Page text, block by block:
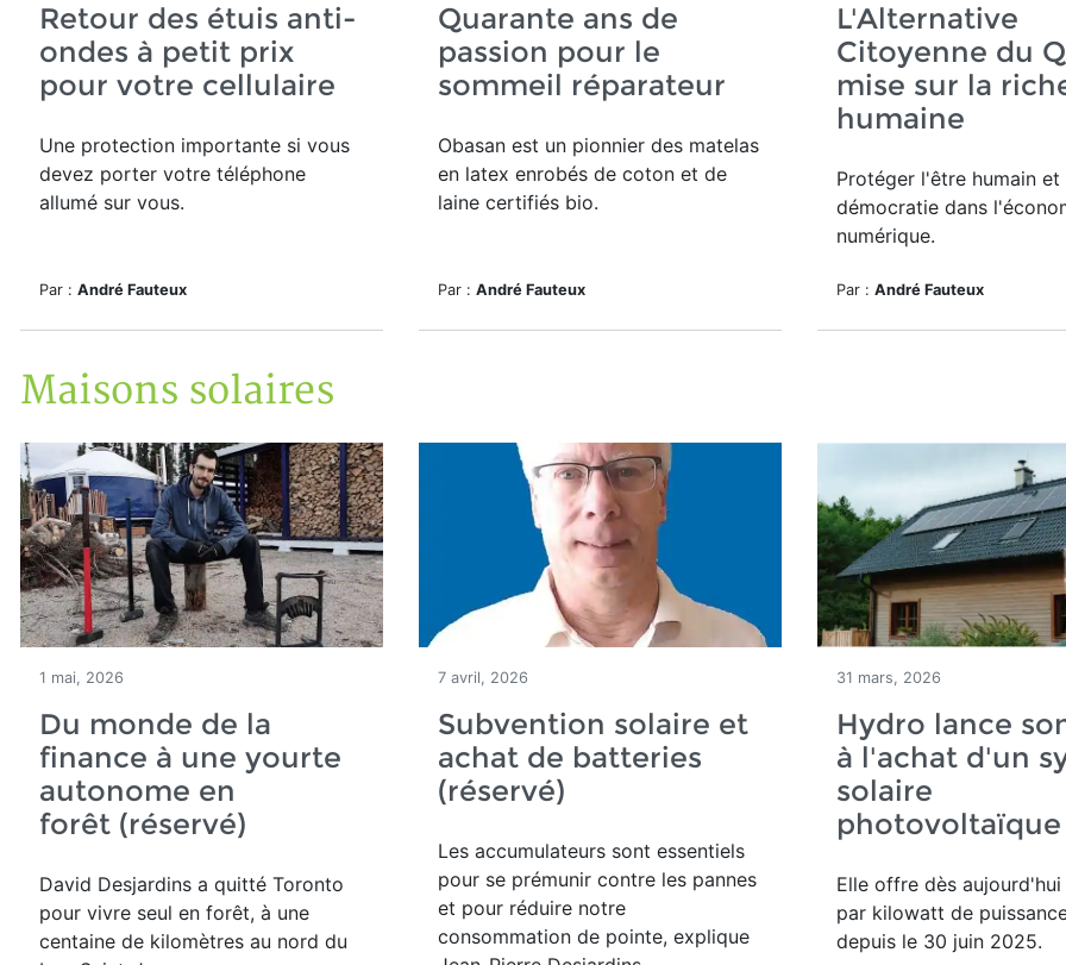
Retour des étuis anti-
ondes à petit prix
pour votre cellulaire
Une protection importante si vous
devez porter votre téléphone
allumé sur vous.
Par : André Fauteux
Quarante ans de
passion pour le
sommeil réparateur
Obasan est un pionnier des matelas
en latex enrobés de coton et de
laine certifiés bio.
Par : André Fauteux
L'Alternative
Citoyenne du
mise sur la
humaine
Protéger l'être humain et
démocratie dans
numérique.
Par : André Fauteux
Maisons solaires
1 mai, 2026
Du monde de la
finance à une yourte
autonome en
forêt (réservé)
David Desjardins a quitté Toronto
pour vivre seul en forêt, à une
centaine de kilomètres au nord du
7 avril, 2026
Subvention solaire et
achat de batteries
(réservé)
Les accumulateurs sont essentiels
pour se prémunir contre les pannes
et pour réduire notre
consommation de pointe, explique
31 mars, 2026
Hydro lance
à l'achat d'un
solaire
photovoltaïque
Elle offre dès aujourd'hui
par kilowatt de
depuis le 30 juin 2025.